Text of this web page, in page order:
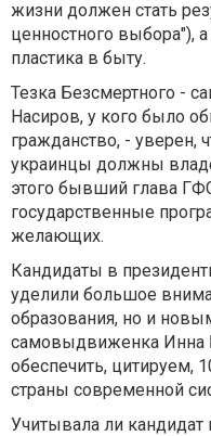
жизни должен стать
ценностного выбора"),
пластика в быту.
Тезка Безсмертного -
Насиров, у кого было
гражданство, - уверен,
украинцы должны
этого бывший глава
государственные
желающих.
Кандидаты в
уделили большое
образования, но и
самовыдвиженка Инна
обеспечить, цитируем,
страны современной
Учитывала ли кандидат